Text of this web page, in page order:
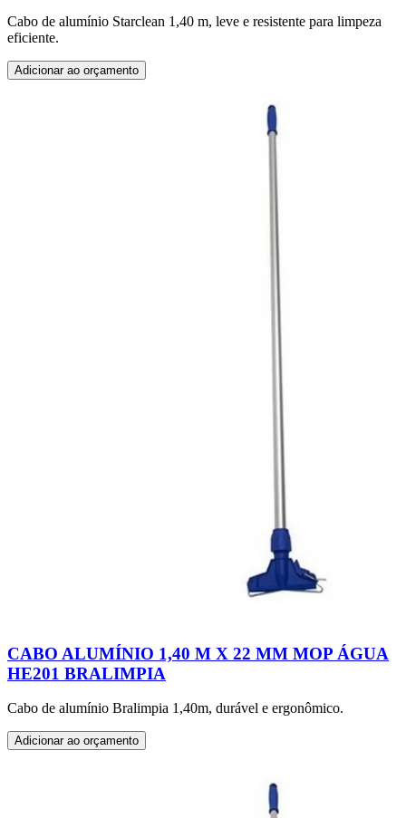
Cabo de alumínio Starclean 1,40 m, leve e resistente para limpeza
eficiente.
Adicionar ao orçamento
CABO ALUMÍNIO 1,40 M X 22 MM MOP ÁGUA
HE201 BRALIMPIA
Cabo de alumínio Bralimpia 1,40m, durável e ergonômico.
Adicionar ao orçamento